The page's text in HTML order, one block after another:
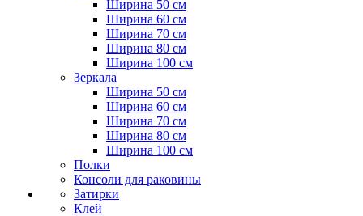
Ширина 50 см
Ширина 60 см
Ширина 70 см
Ширина 80 см
Ширина 100 см
Зеркала
Ширина 50 см
Ширина 60 см
Ширина 70 см
Ширина 80 см
Ширина 100 см
Полки
Консоли для раковины
Затирки
Клей